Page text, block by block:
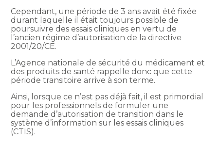
Cependant, une période de 3 ans avait été fixée
durant laquelle il était toujours possible de
poursuivre des essais cliniques en vertu de
l’ancien régime d’autorisation de la directive
2001/20/CE.
L’Agence nationale de sécurité du médicament et
des produits de santé rappelle donc que cette
période transitoire arrive à son terme.
Ainsi, lorsque ce n’est pas déjà fait, il est primordial
pour les professionnels de formuler une
demande d’autorisation de transition dans le
système d’information sur les essais cliniques
(CTIS).